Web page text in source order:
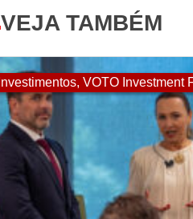
VEJA TAMBÉM
Investimentos, VOTO Investment